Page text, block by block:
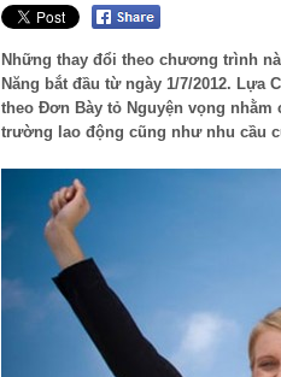
Những thay đổi theo chương trình
Năng bắt đầu từ ngày 1/7/2012.
theo Đơn Bày tỏ Nguyện vọng
trường lao động cũng như nhu cầu